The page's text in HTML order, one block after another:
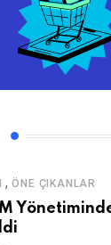
,ÖNE ÇIKANLAR